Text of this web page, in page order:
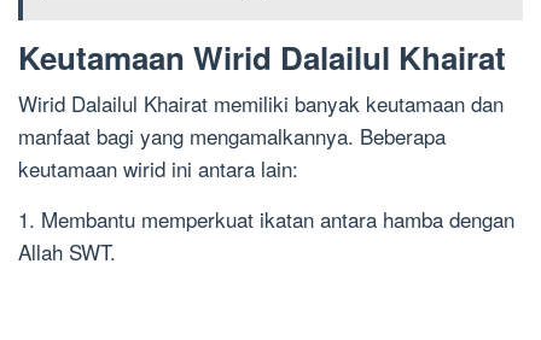
Keutamaan Wirid Dalailul Khairat
Wirid Dalailul Khairat memiliki banyak keutamaan dan
manfaat bagi yang mengamalkannya. Beberapa
keutamaan wirid ini antara lain:
1. Membantu memperkuat ikatan antara hamba dengan
Allah SWT.